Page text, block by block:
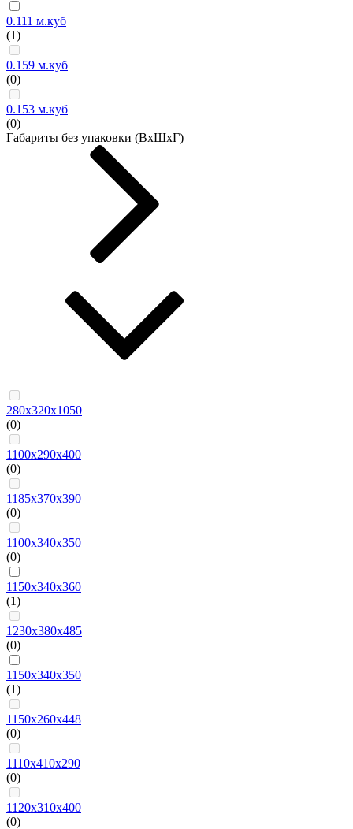
0.111 м.куб
(1)
0.159 м.куб
(0)
0.153 м.куб
(0)
Габариты без упаковки (ВxШxГ)
280х320х1050
(0)
1100x290x400
(0)
1185х370х390
(0)
1100х340х350
(0)
1150х340х360
(1)
1230х380х485
(0)
1150х340х350
(1)
1150х260х448
(0)
1110х410х290
(0)
1120х310х400
(0)